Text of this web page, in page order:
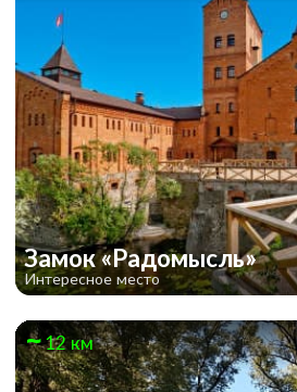
Замок «Радомысль»
Интересное место
12 км